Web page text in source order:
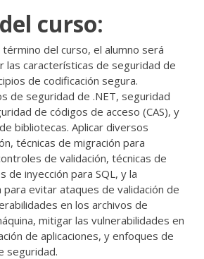
curso:
del curso, el alumno será
las características de seguridad de
de codificación segura.
de seguridad de .NET, seguridad
de códigos de acceso (CAS), y
bibliotecas. Aplicar diversos
técnicas de migración para
de validación, técnicas de
de inyección para SQL, y la
para evitar ataques de validación de
en los archivos de
mitigar las vulnerabilidades en
de aplicaciones, y enfoques de
seguridad.